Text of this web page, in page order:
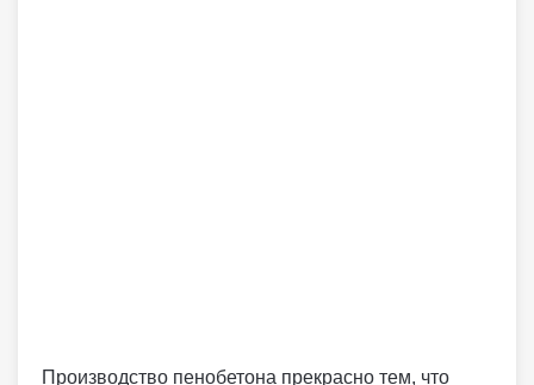
Производство пенобетона прекрасно тем, что